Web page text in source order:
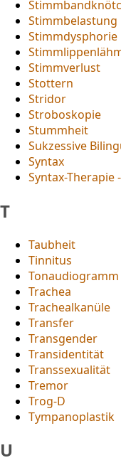
Stimmbelastung
Stimmdysphorie
Stimmverlust
Stottern
Stridor
Stroboskopie
Stummheit
Sukzessive
Syntax
Syntax-Therapie
T
Taubheit
Tinnitus
Tonaudiogramm
Trachea
Trachealkanüle
Transfer
Transgender
Transidentität
Transsexualität
Tremor
Trog-D
Tympanoplastik
U